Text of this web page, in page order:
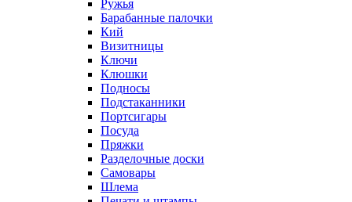
Ружья
Барабанные палочки
Кий
Визитницы
Ключи
Клюшки
Подносы
Подстаканники
Портсигары
Посуда
Пряжки
Разделочные доски
Самовары
Шлема